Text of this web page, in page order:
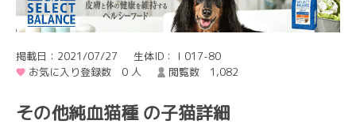
掲載日：2021/07/27
生体ID：Ｉ017-80
お気に入り登録数 0 人
閲覧数 1,082
その他純血猫種 の子猫詳細